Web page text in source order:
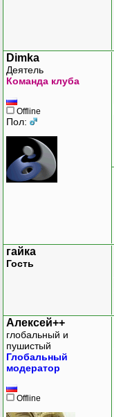
Dimka
Деятель
Команда клуба
Offline
Пол:
гайка
Гость
Алексей++
глобальный и
пушистый
Глобальный
модератор
Offline